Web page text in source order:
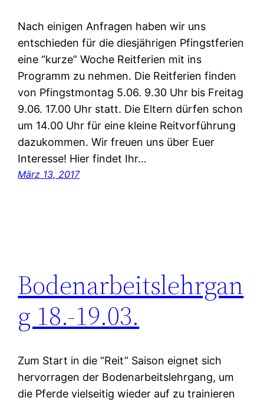
Nach einigen Anfragen haben wir uns
entschieden für die diesjährigen Pfingstferien
eine “kurze” Woche Reitferien mit ins
Programm zu nehmen. Die Reitferien finden
von Pfingstmontag 5.06. 9.30 Uhr bis Freitag
9.06. 17.00 Uhr statt. Die Eltern dürfen schon
um 14.00 Uhr für eine kleine Reitvorführung
dazukommen. Wir freuen uns über Euer
Interesse! Hier findet Ihr…
März 13, 2017
Bodenarbeitslehrgan
g 18.-19.03.
Zum Start in die “Reit” Saison eignet sich
hervorragen der Bodenarbeitslehrgang, um
die Pferde vielseitig wieder auf zu trainieren